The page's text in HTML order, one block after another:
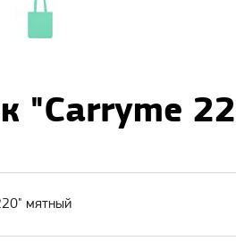
"Carryme
мятный